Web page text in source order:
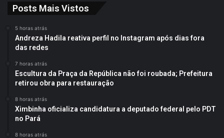
Posts Mais Vistos
5 horas atrás
Andreza Hadila reativa perfil no Instagram após dias fora
das redes
7 horas atrás
Escultura da Praça da República não foi roubada; Prefeitura
retirou obra para restauração
8 horas atrás
Ximbinha oficializa candidatura a deputado federal pelo PDT
no Pará
8 horas atrás